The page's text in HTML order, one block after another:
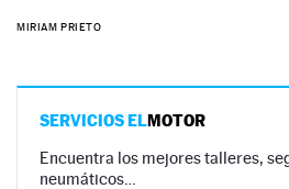
MIRIAM PRIETO
SERVICIOS ELMOTOR
Encuentra los mejores talleres,
neumáticos…